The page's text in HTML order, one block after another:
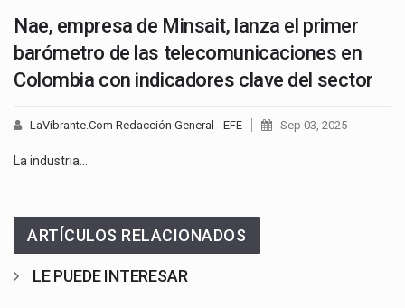
Nae, empresa de Minsait, lanza el primer
barómetro de las telecomunicaciones en
Colombia con indicadores clave del sector
LaVibrante.Com Redacción General - EFE Sep 03, 2025
La industria…
ARTÍCULOS RELACIONADOS
LE PUEDE INTERESAR